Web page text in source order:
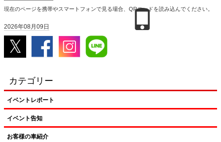
現在のページを携帯やスマートフォンで見る場合、QRコードを読み込んでください。
2026年08月09日
カテゴリー
イベントレポート
イベント告知
お客様の車紹介